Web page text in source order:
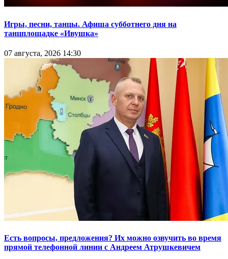
Игры, песни, танцы. Афиша субботнего дня на
танцплощадке «Ивушка»
07 августа, 2026 14:30
Есть вопросы, предложения? Их можно озвучить во время
прямой телефонной линии с Андреем Атрушкевичем